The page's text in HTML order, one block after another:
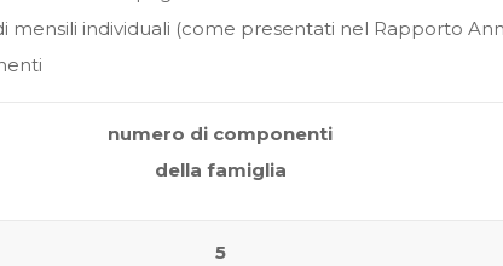
individuali (come presentati nel Rapporto
numero di componenti
della famiglia
5